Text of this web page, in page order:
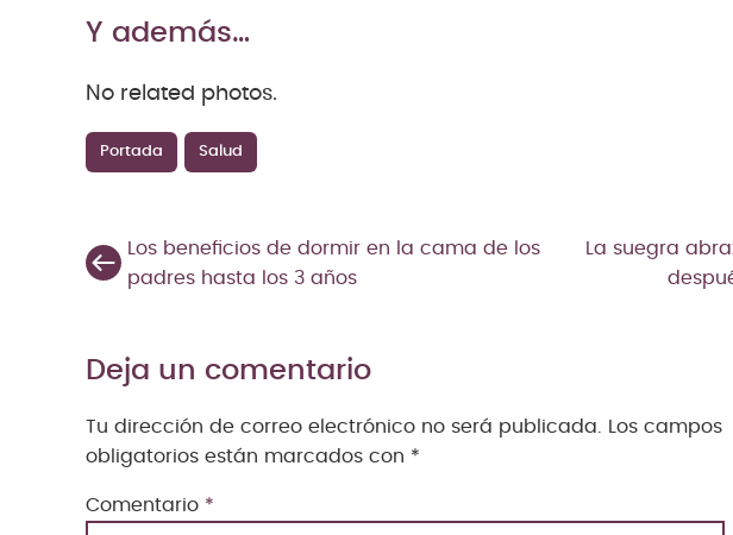
Y además…
No related photos.
Portada Salud
Los beneficios de dormir en la cama de los
padres hasta los 3 años
La suegra
Deja un comentario
Tu dirección de correo electrónico no será publicada.
Los campos
obligatorios están marcados con *
Comentario *